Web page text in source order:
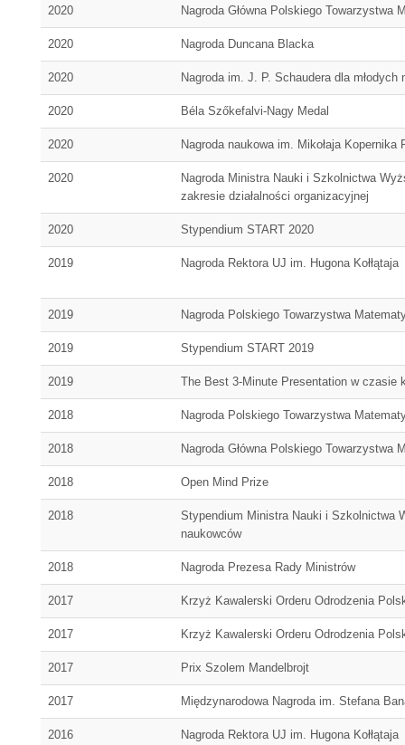
2020 Nagroda Główna Polskiego
2020 Nagroda Duncana Blacka
2020 Nagroda im. J. P. Schaudera dla młodych
2020 Béla Szőkefalvi-Nagy Medal
2020 Nagroda naukowa im. Mikołaja
2020
Nagroda Ministra Nauki i Szkolnictwa
zakresie działalności organizacyjnej
2020 Stypendium START 2020
2019 Nagroda Rektora UJ im. Hugona Kołłątaja
2019 Nagroda Polskiego Towarzystwa
2019 Stypendium START 2019
2019 The Best 3-Minute Presentation w czasie
2018 Nagroda Polskiego Towarzystwa
2018 Nagroda Główna Polskiego
2018 Open Mind Prize
2018
Stypendium Ministra Nauki i Szkolnictwa
naukowców
2018 Nagroda Prezesa Rady Ministrów
2017 Krzyż Kawalerski Orderu Odrodzenia
2017 Krzyż Kawalerski Orderu Odrodzenia
2017 Prix Szolem Mandelbrojt
2017 Międzynarodowa Nagroda im. Stefana
2016 Nagroda Rektora UJ im. Hugona Kołłątaja